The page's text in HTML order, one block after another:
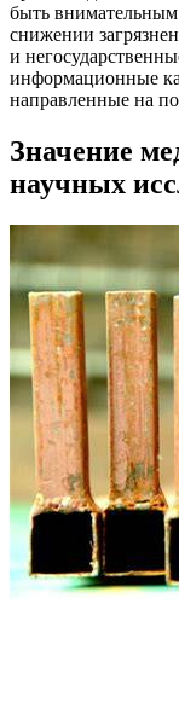
быть внимательным
снижении
и
информационные
направленные на
Значение
научных